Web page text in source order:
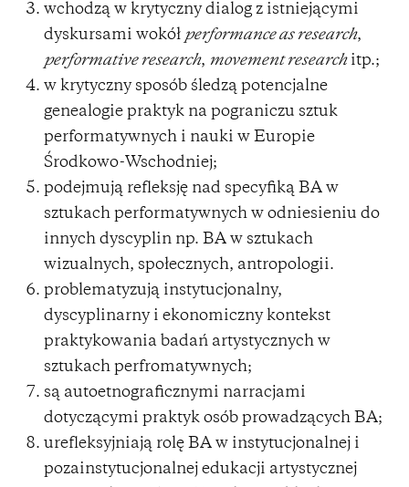
wchodzą w krytyczny dialog z istniejącymi
dyskursami wokół performance as research,
performative research, movement researchitp.;
w krytyczny sposób śledzą potencjalne
genealogie praktyk na pograniczu sztuk
performatywnych i nauki w Europie
Środkowo-Wschodniej;
podejmują refleksję nad specyfiką BA w
sztukach performatywnych w odniesieniu do
innych dyscyplin np. BA w sztukach
wizualnych, społecznych, antropologii.
problematyzują instytucjonalny,
dyscyplinarny i ekonomiczny kontekst
praktykowania badań artystycznych w
sztukach perfromatywnych;
są autoetnograficznymi narracjami
dotyczącymi praktyk osób prowadzących BA;
urefleksyjniają rolę BA w instytucjonalnej i
pozainstytucjonalnej edukacji artystycznej